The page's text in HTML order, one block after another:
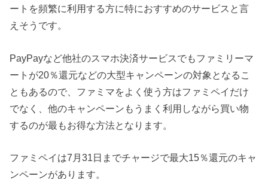
ートを頻繁に利用する方に特におすすめのサービスと言
えそうです。
PayPayなど他社のスマホ決済サービスでもファミリーマ
ートが20％還元などの大型キャンペーンの対象となるこ
ともあるので、ファミマをよく使う方はファミペイだけ
でなく、他のキャンペーンもうまく利用しながら買い物
するのが最もお得な方法となります。
ファミペイは7月31日までチャージで最大15％還元のキャ
ンペーンがあります。